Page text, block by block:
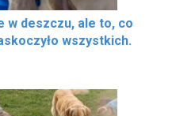
w deszczu, ale to, co
wszystkich.